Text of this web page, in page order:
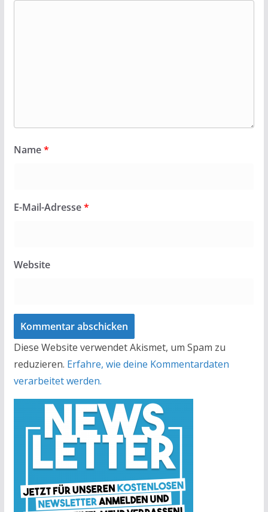
Name*
E-Mail-Adresse*
Website
Diese Website verwendet Akismet, um Spam zu
reduzieren. Erfahre, wie deine Kommentardaten
verarbeitet werden.